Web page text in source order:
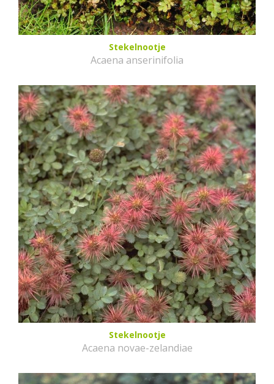
Stekelnootje
Acaena anserinifolia
Stekelnootje
Acaena novae-zelandiae